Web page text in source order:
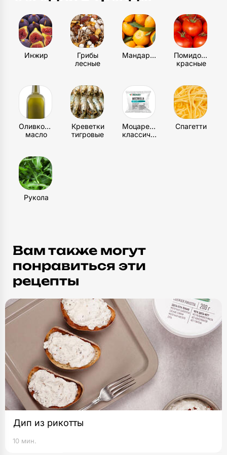
Столовые приборы
Инжир
Грибы
лесные
Мандарин
Помидоры
красные
Оливковое
масло
Креветки
тигровые
Моцарелла
классическая
Спагетти
Рукола
Вам также могут
понравиться эти
рецепты
Дип из рикотты
10 мин.